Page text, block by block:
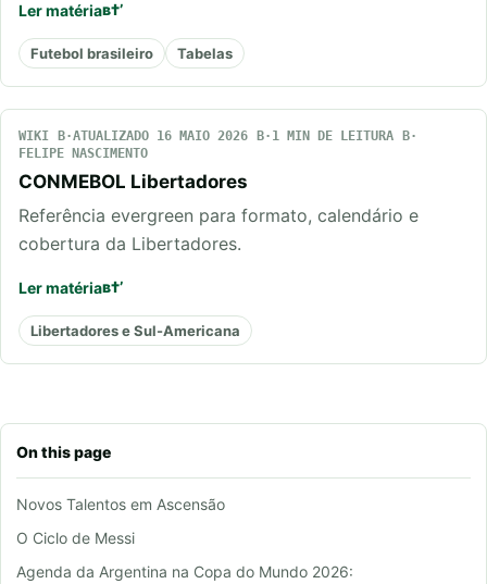
On this page
Novos Talentos em Ascensão
O Ciclo de Messi
Agenda da Argentina na Copa do Mundo 2026:
Ler matéria
Futebol brasileiro Tabelas
WIKI ATUALIZADO 16 MAIO 2026
1 MIN DE LEITURA
FELIPE NASCIMENTO
CONMEBOL Libertadores
Referência evergreen para formato, calendário e
cobertura da Libertadores.
Ler matéria
Libertadores e Sul-Americana